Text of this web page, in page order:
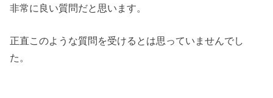
非常に良い質問だと思います。
正直このような質問を受けるとは思っていませんでし
た。